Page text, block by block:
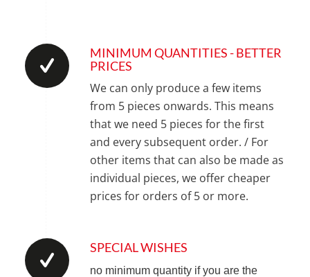
MINIMUM QUANTITIES - BETTER
PRICES
We can only produce a few items
from 5 pieces onwards. This means
that we need 5 pieces for the first
and every subsequent order. / For
other items that can also be made as
individual pieces, we offer cheaper
prices for orders of 5 or more.
SPECIAL WISHES
no minimum quantity if you are the